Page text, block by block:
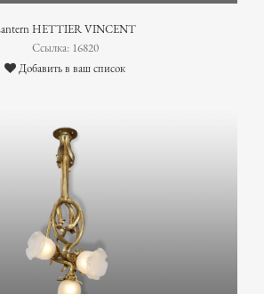
HETTIER VINCENT
Ссылка: 16820
Добавить в ваш список